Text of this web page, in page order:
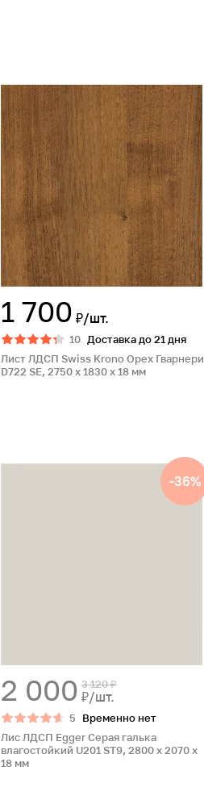
1 700 ₽/шт.
10 Доставка до 21 дня
Лист ЛДСП Swiss Krono Орех Гварнери
D722 SE, 2750 x 1830 x 18 мм
-36%
3 120 ₽
2 000 ₽/шт.
5
Временно нет
Лис ЛДСП Egger Серая галька
влагостойкий U201 ST9, 2800 x 2070 x
18 мм